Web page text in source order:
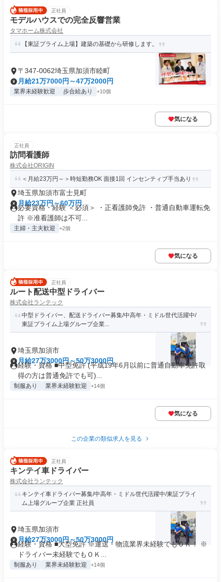
正社員
モデルハウスでの完全反響営業
タマホーム株式会社
【東証プライム上場】建築の基礎から研修します。
〒347-0062埼玉県加須市睦町
月給21万7000円～47万2000円
業界未経験歓迎 歩合給あり +10個
気になる
正社員
訪問看護師
株式会社ORIGIN
＜月給23万円～＞時短勤務OK 面接1回 インセンティブ手当あり
埼玉県加須市富士見町
月給23万円～60万円
必要資格・経験 ＜必須＞ ・正看護師免許 ・普通自動車運転免
許 ※准看護師は不可...
主婦・主夫歓迎 +2個
気になる
正社員
ルート配送中型ドライバー
株式会社ランテック
中型ドライバー、配送ドライバー募集/中高年・ミドル世代活躍中/
東証プライム上場グループ企業...
埼玉県加須市
月給27万3000円～50万3000円
経験・資格 ■中型免許 (平成19年6月以前に普通自動車免許取
得の方は普通免許でも可)...
制服あり 業界未経験歓迎 +14個
気になる
この企業の類似求人を見る
正社員
キンテイ車ドライバー
株式会社ランテック
キンテイ車ドライバー募集/中高年・ミドル世代活躍中/東証プライ
ム上場グループ企業 正社員
埼玉県加須市
月給27万3000円～50万3000円
経験・資格 ■大型免許 ※運送・物流業界未経験でもＯＫ！ ※
ドライバー未経験でもＯＫ...
制服あり 業界未経験歓迎 +14個